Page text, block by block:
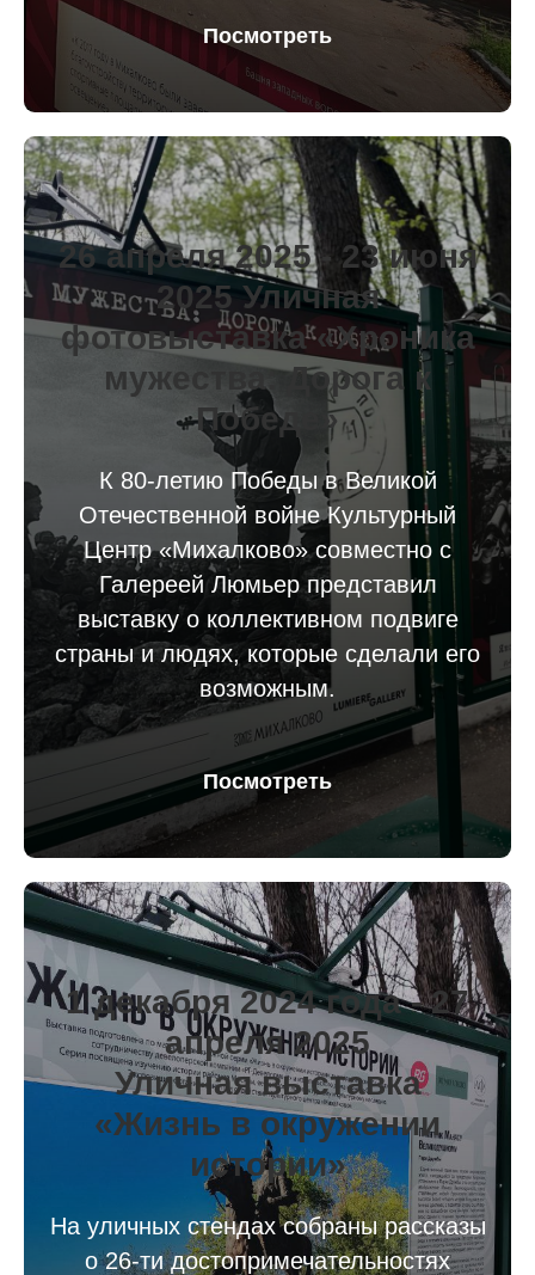
Посмотреть
26 апреля 2025 - 23 июня
2025 Уличная
фотовыставка «Хроника
мужества: Дорога к
Победе»
К 80-летию Победы в Великой
Отечественной войне Культурный
Центр «Михалково» совместно с
Галереей Люмьер представил
выставку о коллективном подвиге
страны и людях, которые сделали его
возможным.
Посмотреть
1 декабря 2024 года - 27
апреля 2025
Уличная выставка
«Жизнь в окружении
истории»
На уличных стендах собраны рассказы
о 26-ти достопримечательностях